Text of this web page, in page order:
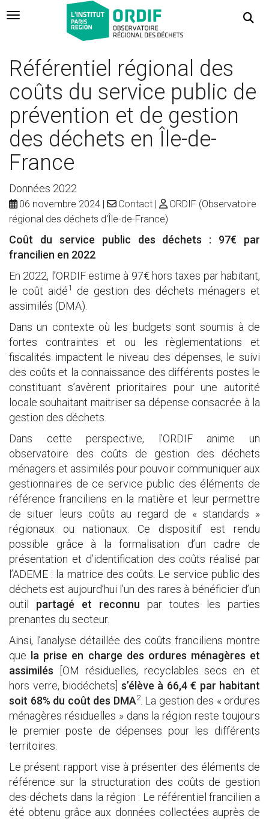
Navigation Toggle
Référentiel régional des
coûts du service public de
prévention et de gestion
des déchets en Île-de-
France
Données 2022
06 novembre 2024 Contact
ORDIF (Observatoire
régional des déchets d'Île-de-France)
Coût du service public des déchets : 97€ par
francilien en 2022
En 2022, l’ORDIF estime à 97€ hors taxes par habitant,
le coût aidé1
de gestion des déchets ménagers et
assimilés (DMA).
Dans un contexte où les budgets sont soumis à de
fortes contraintes et ou les règlementations et
fiscalités impactent le niveau des dépenses, le suivi
des coûts et la connaissance des différents postes le
constituant s’avèrent prioritaires pour une autorité
locale souhaitant maitriser sa dépense consacrée à la
gestion des déchets.
Dans cette perspective, l’ORDIF anime un
observatoire des coûts de gestion des déchets
ménagers et assimilés pour pouvoir communiquer aux
gestionnaires de ce service public des éléments de
référence franciliens en la matière et leur permettre
de situer leurs coûts au regard de « standards »
régionaux ou nationaux. Ce dispositif est rendu
possible grâce à la formalisation d’un cadre de
présentation et d’identification des coûts réalisé par
l’ADEME : la matrice des coûts. Le service public des
déchets est aujourd’hui l’un des rares à bénéficier d’un
outil partagé et reconnu par toutes les parties
prenantes du secteur.
Ainsi, l’analyse détaillée des coûts franciliens montre
que
la prise en charge des ordures ménagères et
assimilés [OM résiduelles, recyclables secs en et
hors verre, biodéchets] s’élève à 66,4 € par habitant
soit 68% du coût des DMA2. La gestion des « ordures
ménagères résiduelles » dans la région reste toujours
le premier poste de dépenses pour les différents
territoires.
Le présent rapport vise à présenter des éléments de
référence sur la structuration des coûts de gestion
des déchets dans la région : Le référentiel francilien a
été obtenu grâce aux données collectées auprès de